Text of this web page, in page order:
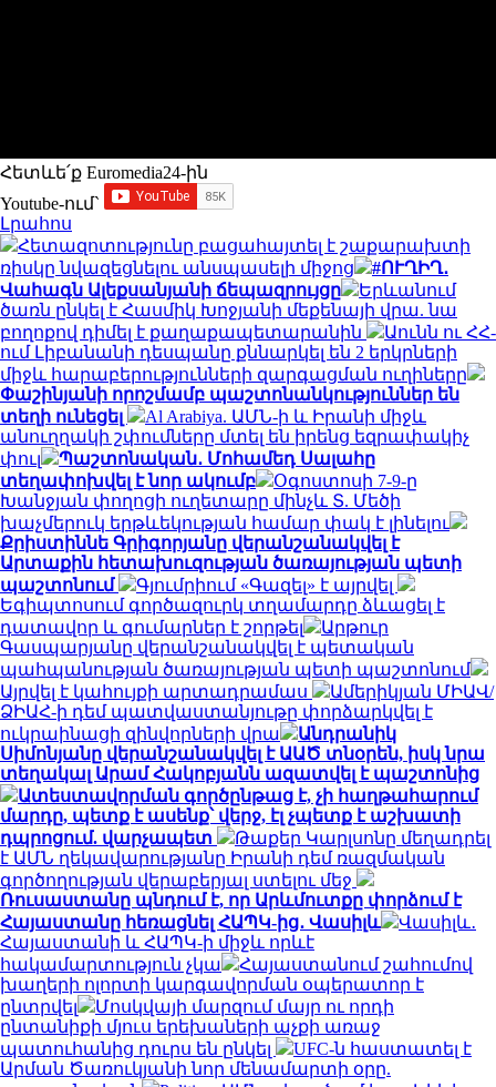
Հետևե՛ք Euromedia24-ին
Youtube-ում`
Լրահոս
Հետազոտությունը բացահայտել է շաքարախտի
ռիսկը նվազեցնելու անսպասելի միջոց
#ՈՒՂԻՂ․
Վահագն Ալեքսանյանի ճեպազրույցը
Երևանում
ծառն ընկել է Հասմիկ Խոջյանի մեքենայի վրա. նա
բողոքով դիմել է քաղաքապետարանին
Աունն ու ՀՀ-
ում Լիբանանի դեսպանը քննարկել են 2 երկրների
միջև հարաբերությունների զարգացման ուղիները
Փաշինյանի որոշմամբ պաշտոնանկություններ են
տեղի ունեցել
Al Arabiya. ԱՄՆ-ի և Իրանի միջև
անուղղակի շփումները մտել են իրենց եզրափակիչ
փուլ
Պաշտոնական․ Մոհամեդ Սալահը
տեղափոխվել է նոր ակումբ
Օգոստոսի 7-9-ը
Խանջյան փողոցի ուղետարը մինչև Տ. Մեծի
խաչմերուկ երթևեկության համար փակ է լինելու
Քրիստիննե Գրիգորյանը վերանշանակվել է
Արտաքին հետախուզության ծառայության պետի
պաշտոնում
Գյումրիում «Գազել» է այրվել
Եգիպտոսում գործազուրկ տղամարդը ձևացել է
դատավոր և գումարներ է շորթել
Արթուր
Գասպարյանը վերանշանակվել է պետական
պահպանության ծառայության պետի պաշտոնում
Այրվել է կահույքի արտադրամաս
Ամերիկյան ՄԻԱՎ/
ՁԻԱՀ-ի դեմ պատվաստանյութը փորձարկվել է
ուկրաինացի զինվորների վրա
Անդրանիկ
Սիմոնյանը վերանշանակվել է ԱԱԾ տնօրեն, իսկ նրա
տեղակալ Արամ Հակոբյանն ազատվել է պաշտոնից
Ատեստավորման գործընթաց է, չի հաղթահարում
մարդը, պետք է ասենք՝ վերջ, էլ չպետք է աշխատի
դպրոցում. վարչապետ
Թաքեր Կարլսոնը մեղադրել
է ԱՄՆ ղեկավարությանը Իրանի դեմ ռազմական
գործողության վերաբերյալ ստելու մեջ
Ռուսաստանը պնդում է, որ Արևմուտքը փորձում է
Հայաստանը հեռացնել ՀԱՊԿ-ից․ Վասիլև
Վասիլև․
Հայաստանի և ՀԱՊԿ-ի միջև որևէ
հակամարտություն չկա
Հայաստանում շահումով
խաղերի ոլորտի կարգավորման օպերատոր է
ընտրվել
Մոսկվայի մարզում մայր ու որդի
ընտանիքի մյուս երեխաների աչքի առաջ
պատուհանից դուրս են ընկել
UFC-ն հաստատել է
Արման Ծառուկյանի նոր մենամարտի օրը.